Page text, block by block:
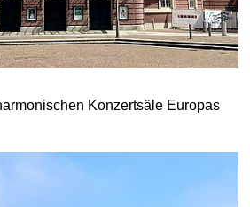
Konzertsäle Europas